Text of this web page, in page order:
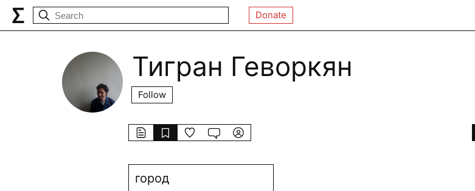
Donate
Тигран Геворкян
Follow
город